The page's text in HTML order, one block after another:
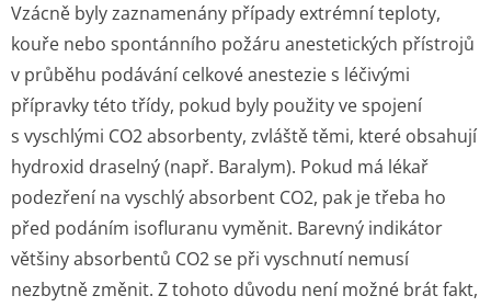
Vzácně byly zaznamenány případy extrémní teploty,
kouře nebo spontánního požáru anestetických přístrojů
v průběhu podávání celkové anestezie s léčivými
přípravky této třídy, pokud byly použity ve spojení
s vyschlými CO2 absorbenty, zvláště těmi, které obsahují
hydroxid draselný (např. Baralym). Pokud má lékař
podezření na vyschlý absorbent CO2, pak je třeba ho
před podáním isofluranu vyměnit. Barevný indikátor
většiny absorbentů CO2 se při vyschnutí nemusí
nezbytně změnit. Z tohoto důvodu není možné brát fakt,